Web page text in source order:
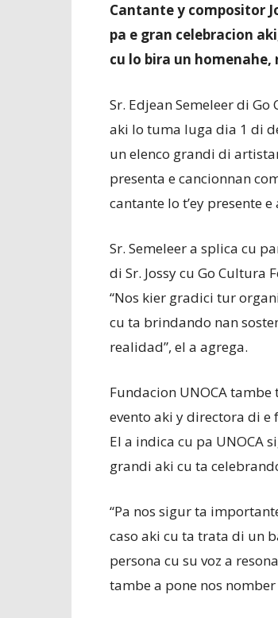
Cantante y compositor
pa e gran celebracion
cu lo bira un
Sr. Edjean Semeleer di
aki lo tuma luga dia 1 di
un elenco grandi di
presenta e cancionnan
cantante lo t’ey presente
Sr. Semeleer a splica cu
di Sr. Jossy cu Go
“Nos kier gradici tur
cu ta brindando nan
realidad”, el a agrega.
Fundacion UNOCA
evento aki y directora di e
El a indica cu pa UNOCA
grandi aki cu ta
“Pa nos sigur ta
caso aki cu ta trata di un
persona cu su voz a
tambe a pone nos